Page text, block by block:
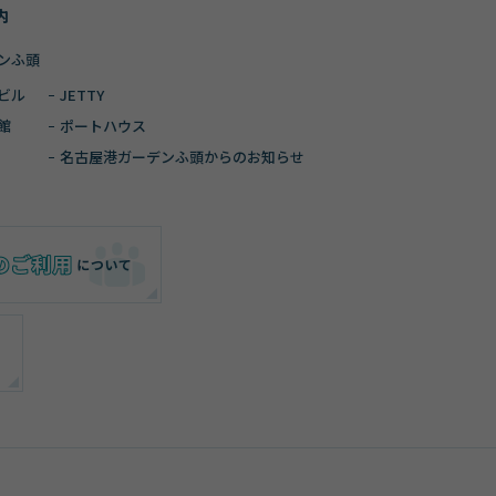
ふ頭
ル
JETTY
ポートハウス
名古屋港ガーデンふ頭からのお知らせ